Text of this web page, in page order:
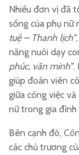
Nhiều đơn vị đã
sống của phụ nữ
tuệ – Thanh lịch”
năng nuôi dạy
phúc, văn minh”.
giúp đoàn viên
giữa công việc
nữ trong gia đình
Bên cạnh đó,
các chủ trương